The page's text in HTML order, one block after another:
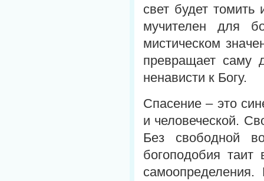
свет будет томить
мучителен для
мистическом
превращает саму
ненависти к Богу.
Спасение – это
и человеческой.
Без свободной
богоподобия таит